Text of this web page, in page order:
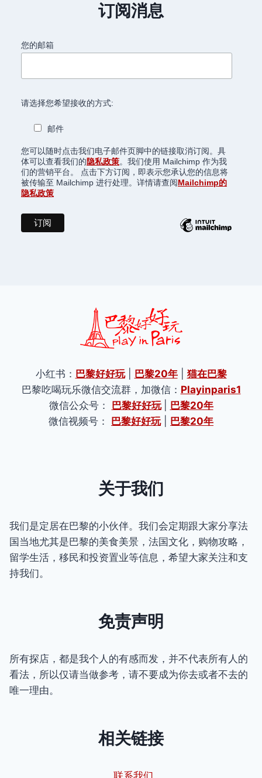
订阅消息
您的邮箱
请选择您希望接收的方式:
邮件
您可以随时点击我们电子邮件页脚中的链接取消订阅。具
体可以查看我们的隐私政策。我们使用 Mailchimp 作为我
们的营销平台。 点击下方订阅，即表示您承认您的信息将
被传输至 Mailchimp 进行处理。详情请查阅Mailchimp的
隐私政策
小红书： 巴黎好好玩| 巴黎20年| 猫在巴黎
巴黎吃喝玩乐微信交流群，加微信： Playinparis1
微信公众号： 巴黎好好玩
巴黎20年
微信视频号： 巴黎好好玩| 巴黎20年
关于我们
我们是定居在巴黎的小伙伴。我们会定期跟大家分享法
国当地尤其是巴黎的美食美景，法国文化，购物攻略，
留学生活，移民和投资置业等信息，希望大家关注和支
持我们。
免责声明
所有探店，都是我个人的有感而发，并不代表所有人的
看法，所以仅请当做参考，请不要成为你去或者不去的
唯一理由。
相关链接